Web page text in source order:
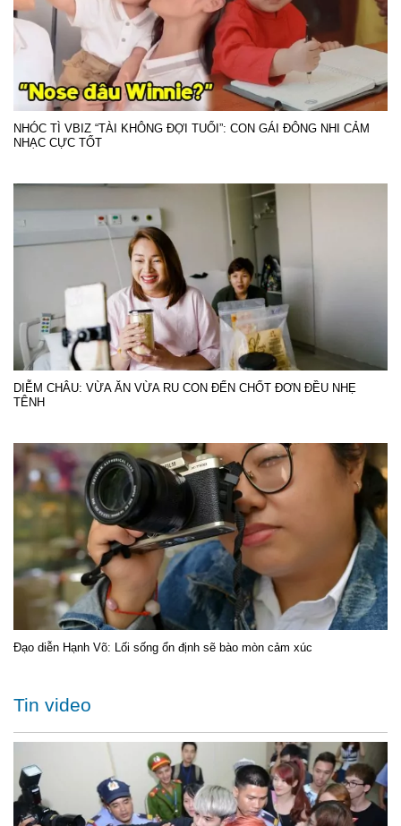
NHÓC TÌ VBIZ “TÀI KHÔNG ĐỢI TUỔI”: CON GÁI ĐÔNG NHI CẢM
NHẠC CỰC TỐT
DIỄM CHÂU: VỪA ĂN VỪA RU CON ĐẾN CHỐT ĐƠN ĐỀU NHẸ
TÊNH
Đạo diễn Hạnh Võ: Lối sống ổn định sẽ bào mòn cảm xúc
Tin video